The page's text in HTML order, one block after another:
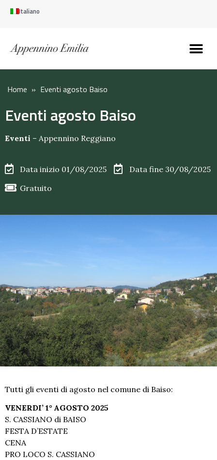
Italiano
Home » Eventi agosto Baiso
Eventi agosto Baiso
Eventi – Appennino Reggiano
Data inizio 01/08/2025
Data fine 30/08/2025
Gratuito
Tutti gli eventi di agosto nel comune di Baiso:
VENERDI’ 1° AGOSTO 2025
S. CASSIANO di BAISO
FESTA D’ESTATE
CENA
PRO LOCO S. CASSIANO